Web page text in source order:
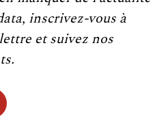
inscrivez-vous à
et suivez nos